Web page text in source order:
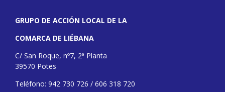
GRUPO DE ACCIÓN LOCAL DE LA
COMARCA DE LIÉBANA
C/ San Roque, nº7, 2ª Planta
39570 Potes
Teléfono: 942 730 726 / 606 318 720